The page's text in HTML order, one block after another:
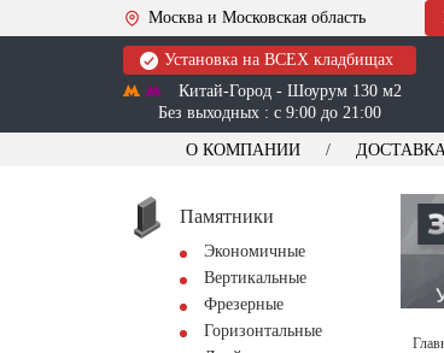
Москва и Московская область
Установка на ВСЕХ кладбищах
Китай-Город - Шоурум 130 м2
Без выходных : с 9:00 до 21:00
О КОМПАНИИ ДОСТАВКА
Памятники
Экономичные
Вертикальные
Фрезерные
Горизонтальные